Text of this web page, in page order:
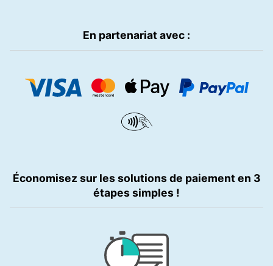
En partenariat avec :
Économisez sur les solutions de paiement en 3
étapes simples !